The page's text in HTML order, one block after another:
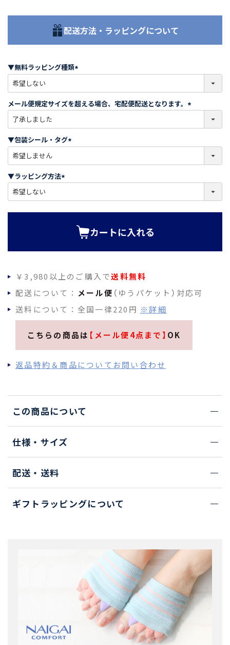
配送方法・ラッピングについて
▼無料ラッピング種類
必
須
)
メール便規定サイズを超える場合、宅配便配送となります。
必
)
▼包装シール・タグ
必
)
▼ラッピング方法
必
カートに入れる
￥3,980以上のご購入で送料無料
配送について： メール便 （ゆうパケット）対応可
送料について：全国一律220円 ※詳細
こちらの商品は 【メール便4点まで】 OK
返品特約＆商品についてお問い合わせ
この商品について
仕様・サイズ
配送・送料
ギフトラッピングについて